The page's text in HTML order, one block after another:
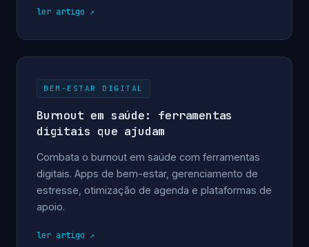
ler artigo
BEM-ESTAR DIGITAL
Burnout em saúde: ferramentas
digitais que ajudam
Combata o burnout em saúde com ferramentas
digitais. Apps de bem-estar, gerenciamento de
estresse, otimização de agenda e plataformas de
apoio.
ler artigo